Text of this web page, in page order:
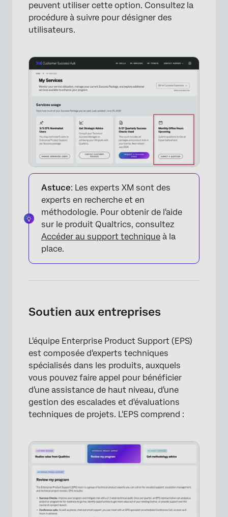
peuvent utiliser cette option. Consultez la
procédure à suivre pour désigner des
utilisateurs.
Astuce: Les experts XM sont des
experts en recherche et en
méthodologie. Pour obtenir de l'aide
sur le produit Qualtrics, consultez
Accéder au support technique à la
place.
Soutien aux entreprises
L'équipe Enterprise Product Support (EPS)
est composée d'experts techniques
spécialisés dans les produits, auxquels
vous pouvez faire appel pour bénéficier
d'une assistance de haut niveau, d'une
gestion des escalades et d'évaluations
techniques de projets. L'EPS comprend :